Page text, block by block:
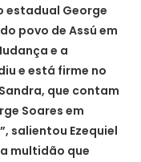
estadual George
povo de Assú em
e a
e está firme no
que contam
Soares em
salientou Ezequiel
multidão que